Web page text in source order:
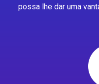
possa lhe dar uma